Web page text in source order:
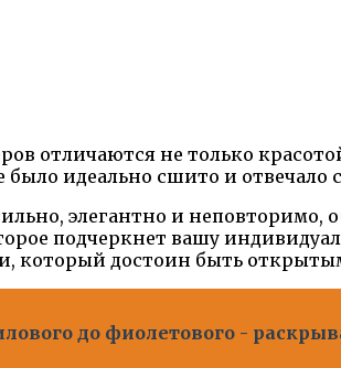
отличаются не только
было идеально сшито и
элегантно и
подчеркнет вашу
который достоин быть
до фиолетового -